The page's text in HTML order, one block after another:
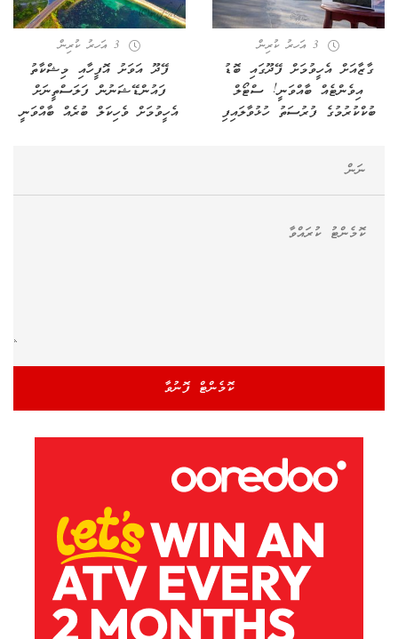
3 އަހރު ކުރިން
ގާޒާއަށް އެހީވުމަށް ފޭދޫގައި ބޮޑު
އިވެންޓެއް ބާއްވަނީ! ސްޓޯލް
ބުކްކުރުމުގެ ފުރުސަތު ހުޅުވާލައިފި
3 އަހރު ކުރިން
ފޭދޫ އަވަށު އޮފީހާއި މިޝްކާތު
ފައުންޑޭޝަނުން ފަލަސްތީނަށް
އެހީވުމަށް ވެހިކަލް ބުރެއް ބާއްވަނީ